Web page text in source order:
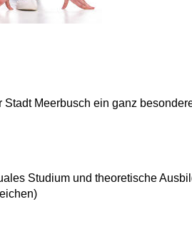
Meerbusch ein ganz
Studium und theoretische